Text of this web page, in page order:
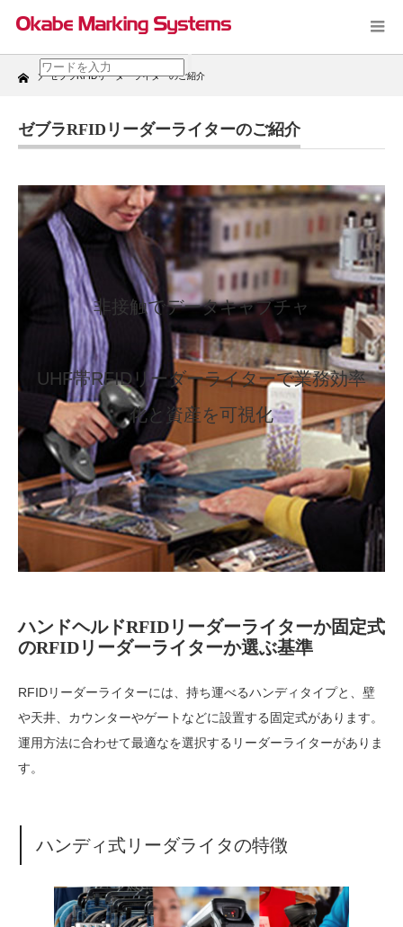
Home ゼブラRFIDリーダーライターのご紹介
ゼブラRFIDリーダーライターのご紹介
非接触でデータキャプチャ
UHF帯RFIDリーダーライターで業務効率
化と資産を可視化
ハンドヘルドRFIDリーダーライターか固定式
のRFIDリーダーライターか選ぶ基準
RFIDリーダーライターには、持ち運べるハンディタイプと、壁
や天井、カウンターやゲートなどに設置する固定式があります。
運用方法に合わせて最適なを選択するリーダーライターがありま
す。
ハンディ式リーダライタの特徴